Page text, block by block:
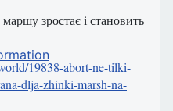
зростає і становить
19838-abort-ne-tilki-
dlja-zhinki-marsh-na-